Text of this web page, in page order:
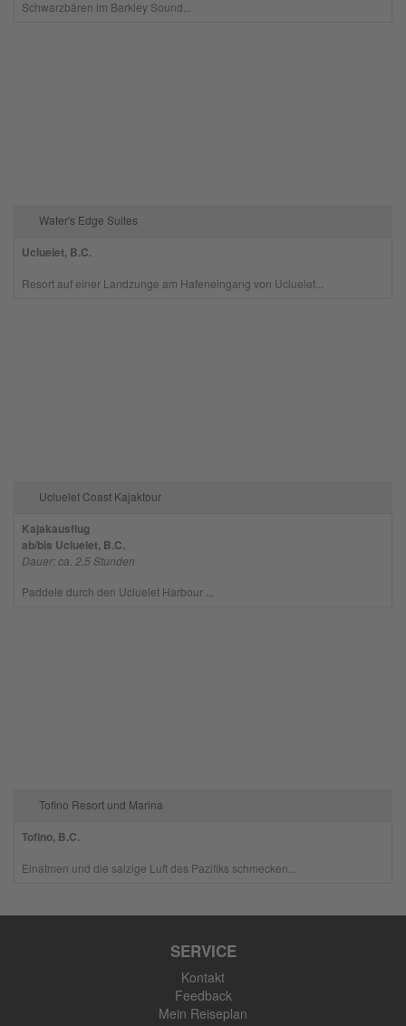
Schwarzbären im Barkley Sound...
Water's Edge Suites
Ucluelet, B.C.
Resort auf einer Landzunge am Hafeneingang von Ucluelet...
Ucluelet Coast Kajaktour
Kajakausflug
ab/bis Ucluelet, B.C.
Dauer: ca. 2,5 Stunden
Paddele durch den Ucluelet Harbour ...
Tofino Resort und Marina
Tofino, B.C.
Einatmen und die salzige Luft des Pazifiks schmecken...
SERVICE
Kontakt
Feedback
Mein Reiseplan